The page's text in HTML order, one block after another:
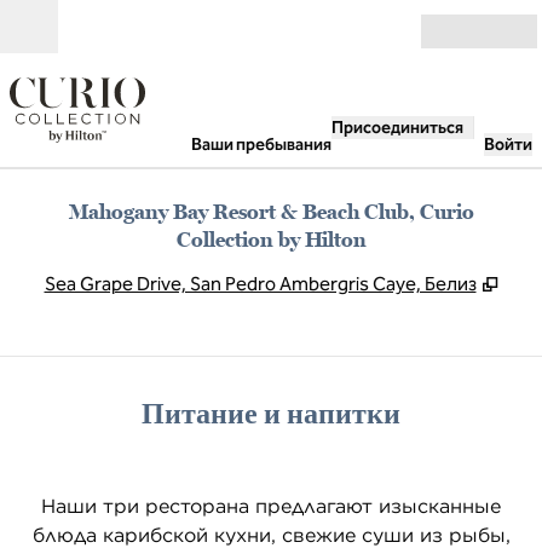
Ваши пребывания
Присоединиться
Войти
Mahogany Bay Resort & Beach Club, Curio
Collection by Hilton
Sea Grape Drive, San Pedro Ambergris Caye, Белиз ,
Питание и напитки
Наши три ресторана предлагают изысканные
блюда карибской кухни, свежие суши из рыбы,